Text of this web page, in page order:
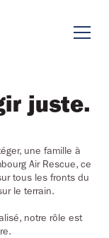
juste.
une famille à
Air Rescue, ce
tous les fronts du
le terrain.
notre rôle est